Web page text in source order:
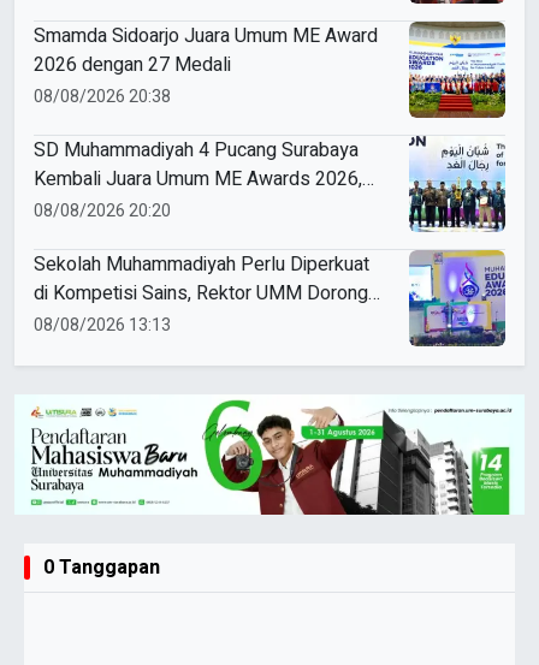
Smamda Sidoarjo Juara Umum ME Award
2026 dengan 27 Medali
08/08/2026 20:38
SD Muhammadiyah 4 Pucang Surabaya
Kembali Juara Umum ME Awards 2026,
Borong 31 Medali
08/08/2026 20:20
Sekolah Muhammadiyah Perlu Diperkuat
di Kompetisi Sains, Rektor UMM Dorong
Coaching Clinic
08/08/2026 13:13
0 Tanggapan